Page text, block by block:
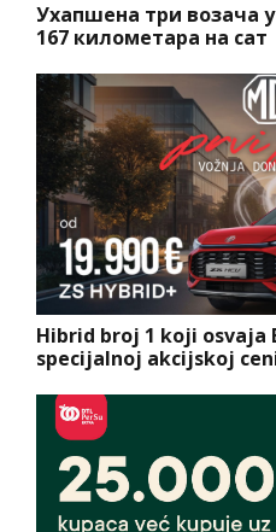
Ухапшена три возача
167 километара на сат
Hibrid broj 1 koji osvaja
specijalnoj akcijskoj ceni